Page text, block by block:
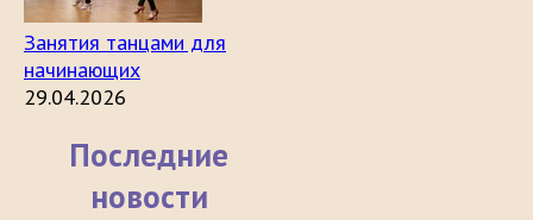
Занятия танцами для
начинающих
29.04.2026
Последние
новости